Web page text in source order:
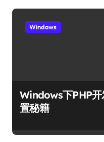
Windows
Windows下PHP开
置秘籍